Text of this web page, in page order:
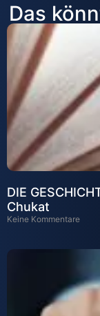
Das
DIE
Chukat
Keine Kommentare